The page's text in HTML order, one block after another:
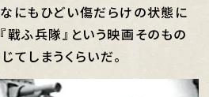
なにもひどい傷だらけの状態に
戰ふ兵隊』という映画そのもの
てしまうくらいだ。